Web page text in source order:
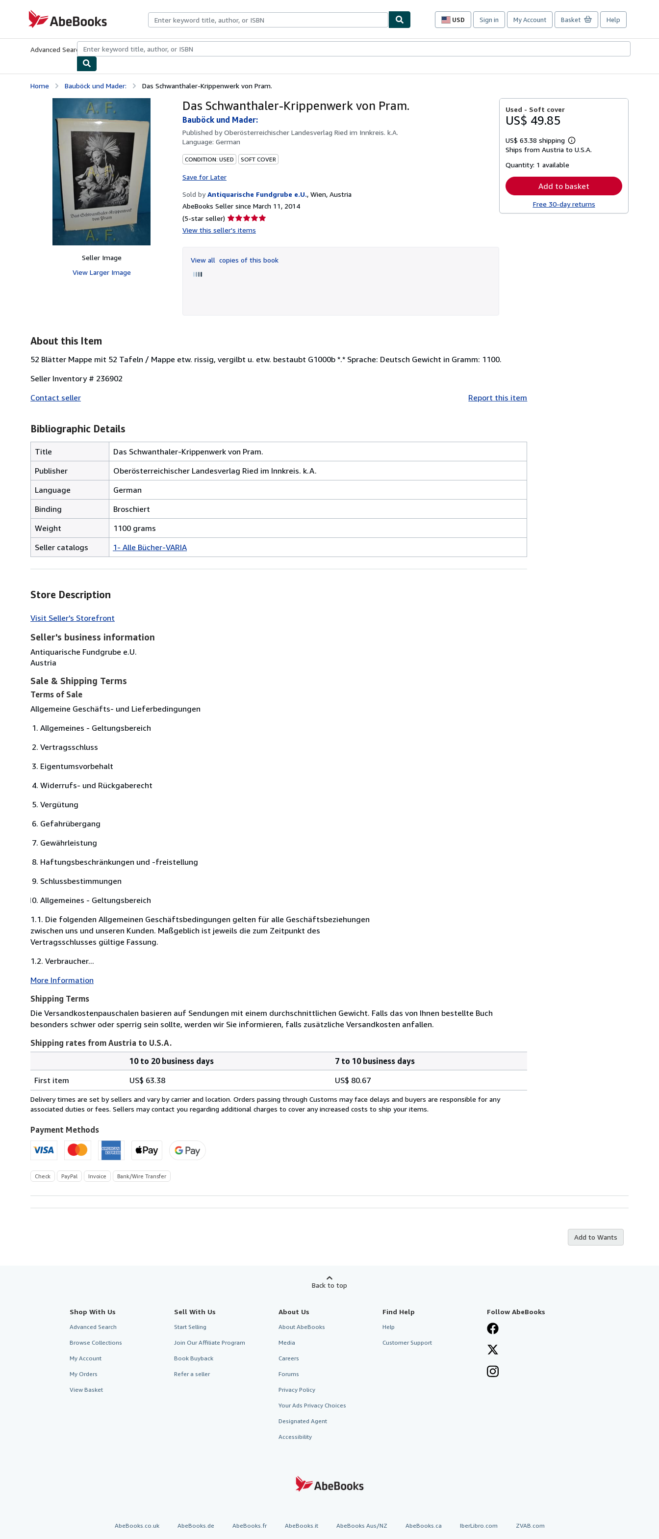
AbeBooks.com
USD
Site
preferences
Sign in My Account Basket Help
Advanced Search Browse CollectionsRare BooksArt & Collectibles
Home Bauböck und Mader: Das Schwanthaler-Krippenwerk von Pram.
Seller Image
View Larger Image
Das Schwanthaler-Krippenwerk von Pram.
Bauböck und Mader:
Published byOberösterreichischer Landesverlag Ried im Innkreis. k.A.
Language: German
CONDITION: USED SOFT COVER
Save for Later
Sold by Antiquarische Fundgrube e.U., Wien, Austria
AbeBooks Seller since March 11, 2014
(5-star seller) Seller
rating
of
5
View this seller's items
View all copies of this book
Used - Soft cover
US$ 49.85
US$ 63.38 shipping
Learn
more
Ships from Austria to U.S.A.
Quantity: 1 available
Add to basket
Free 30-day returns
About this Item
52 Blätter Mappe mit 52 Tafeln / Mappe etw. rissig, vergilbt u. etw. bestaubt G1000b *.* Sprache: Deutsch Gewicht in Gramm: 1100.
Seller Inventory # 236902
Contact seller
Report this item
Bibliographic Details
Title
Das Schwanthaler-Krippenwerk von Pram.
Publisher
Oberösterreichischer Landesverlag Ried im Innkreis. k.A.
Language
German
Binding
Broschiert
Weight
1100 grams
Seller catalogs
1- Alle Bücher-VARIA
Store Description
Visit Seller's Storefront
Seller's business information
Antiquarische Fundgrube e.U.
Austria
Sale & Shipping Terms
Terms of Sale
Allgemeine Geschäfts- und Lieferbedingungen
Allgemeines - Geltungsbereich
Vertragsschluss
Eigentumsvorbehalt
Widerrufs- und Rückgaberecht
Vergütung
Gefahrübergang
Gewährleistung
Haftungsbeschränkungen und -freistellung
Schlussbestimmungen
Allgemeines - Geltungsbereich
1.1. Die folgenden Allgemeinen Geschäftsbedingungen gelten für alle Geschäftsbeziehungen
zwischen uns und unseren Kunden. Maßgeblich ist jeweils die zum Zeitpunkt des
Vertragsschlusses gültige Fassung.
1.2. Verbraucher...
More Information
Shipping Terms
Die Versandkostenpauschalen basieren auf Sendungen mit einem durchschnittlichen Gewicht. Falls das von Ihnen bestellte Buch
besonders schwer oder sperrig sein sollte, werden wir Sie informieren, falls zusätzliche Versandkosten anfallen.
Shipping rates from Austria to U.S.A.
rates
from
Austria
U.S.A.
10 to 20 business days
7 to 10 business days
First item
US$ 63.38 US$ 80.67
Delivery times are set by sellers and vary by carrier and location. Orders passing through Customs may face delays and buyers are responsible for any
associated duties or fees. Sellers may contact you regarding additional charges to cover any increased costs to ship your items.
Payment Methods
Check PayPal Invoice Bank/Wire Transfer
Add to Wants
Back to top
Shop With Us
Advanced Search
Browse Collections
My Account
My Orders
View Basket
Sell With Us
Start Selling
Join Our Affiliate Program
Book Buyback
Refer a seller
About Us
About AbeBooks
Media
Careers
Forums
Privacy Policy
Your Ads Privacy Choices
Designated Agent
Accessibility
Find Help
Help
Customer Support
Follow AbeBooks
AbeBooks.co.uk AbeBooks.de AbeBooks.fr AbeBooks.it AbeBooks Aus/NZ AbeBooks.ca IberLibro.com ZVAB.com